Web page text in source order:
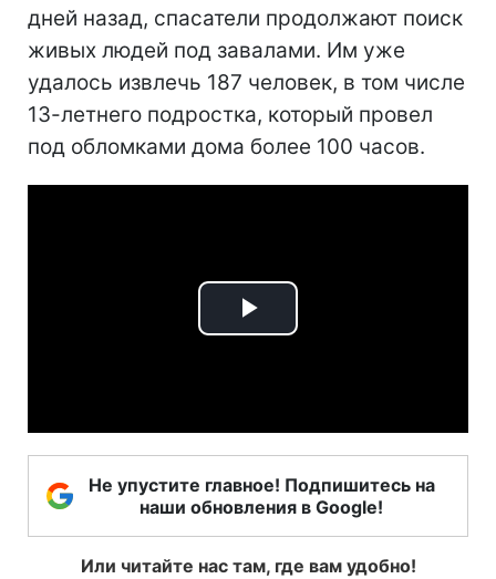
дней назад, спасатели продолжают поиск
живых людей под завалами. Им уже
удалось извлечь 187 человек, в том числе
13-летнего подростка, который провел
под обломками дома более 100 часов.
Play
Не упустите главное! Подпишитесь на
наши обновления в Google!
Или читайте нас там, где вам удобно!